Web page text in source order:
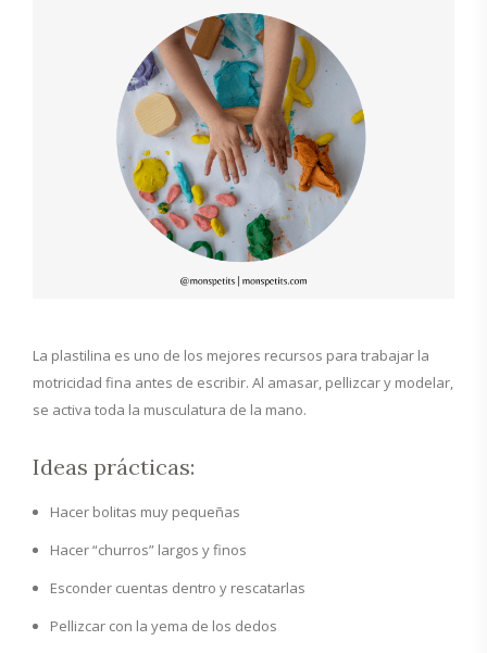
La plastilina es uno de los mejores recursos para trabajar la
motricidad fina antes de escribir. Al amasar, pellizcar y modelar,
se activa toda la musculatura de la mano.
Ideas prácticas:
Hacer bolitas muy pequeñas
Hacer “churros” largos y finos
Esconder cuentas dentro y rescatarlas
Pellizcar con la yema de los dedos